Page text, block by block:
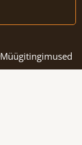
Müügitingimused